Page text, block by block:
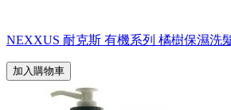
NEXXUS 耐克斯 有機系列 橘樹保濕洗
加入購物車